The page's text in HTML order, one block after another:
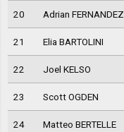
20 Adrian FERNANDEZ
21 Elia BARTOLINI
22 Joel KELSO
23 Scott OGDEN
24 Matteo BERTELLE